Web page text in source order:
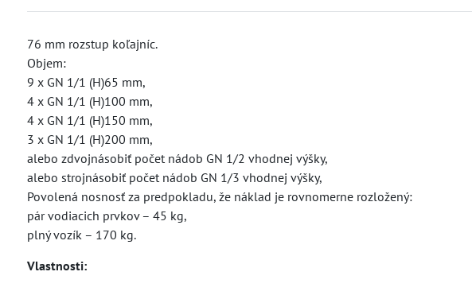
76 mm rozstup koľajníc.
Objem:
9 x GN 1/1 (H)65 mm,
4 x GN 1/1 (H)100 mm,
4 x GN 1/1 (H)150 mm,
3 x GN 1/1 (H)200 mm,
alebo zdvojnásobiť počet nádob GN 1/2 vhodnej výšky,
alebo strojnásobiť počet nádob GN 1/3 vhodnej výšky,
Povolená nosnosť za predpokladu, že náklad je rovnomerne rozložený:
pár vodiacich prvkov – 45 kg,
plný vozík – 170 kg.
Vlastnosti: